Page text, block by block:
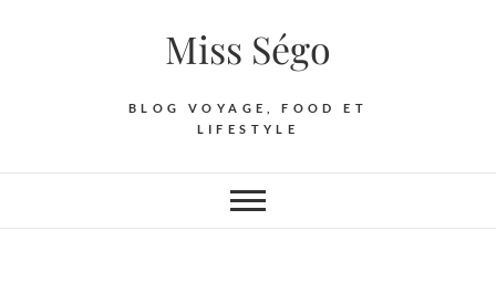
Miss Ségo
BLOG VOYAGE, FOOD ET
LIFESTYLE